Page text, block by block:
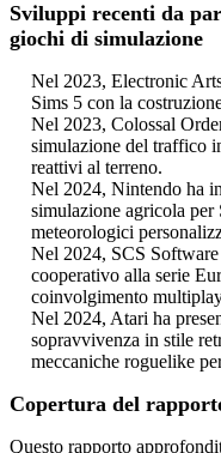
Sviluppi recenti da
giochi di simulazione
Nel 2023, Electronic
Sims 5 con la
Nel 2023, Colossal
simulazione del traffico
reattivi al terreno.
Nel 2024, Nintendo ha
simulazione agricola
meteorologici
Nel 2024, SCS
cooperativo alla serie
coinvolgimento
Nel 2024, Atari ha
sopravvivenza in stile
meccaniche roguelike
Copertura del
Questo rapporto